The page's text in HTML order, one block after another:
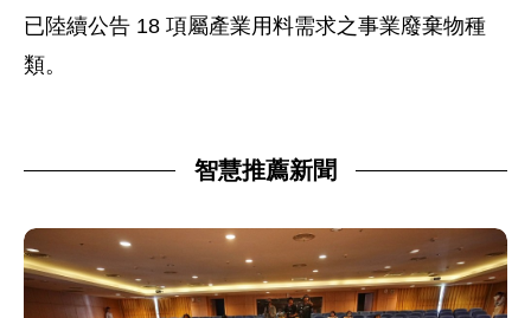
已陸續公告 18 項屬產業用料需求之事業廢棄物種
類。
智慧推薦新聞